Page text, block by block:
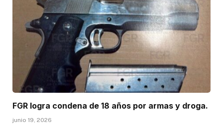
FGR logra condena de 18 años por armas y droga.
junio 19, 2026